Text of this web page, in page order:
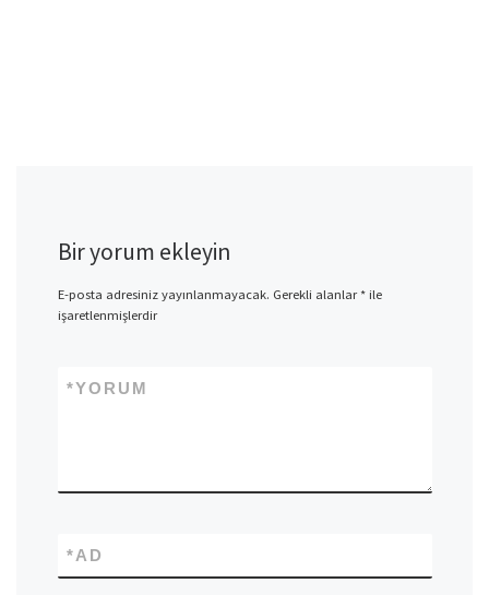
Bir yorum ekleyin
E-posta adresiniz yayınlanmayacak. Gerekli alanlar*ile
işaretlenmişlerdir
YORUM
*
AD
*